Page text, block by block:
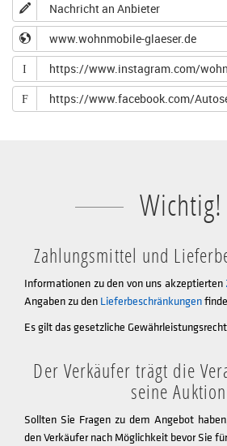
Nachricht an Anbieter
www.wohnmobile-glaeser.de
I https://www.instagram.com/
F https://www.facebook.com/
Wichtig!
Zahlungsmittel und
Informationen zu den von uns akzeptierten
Angaben zu den Lieferbeschränkungen
Es gilt das gesetzliche
Der Verkäufer trägt die
seine
Sollten Sie Fragen zu dem Angebot
den Verkäufer nach Möglichkeit bevor Sie